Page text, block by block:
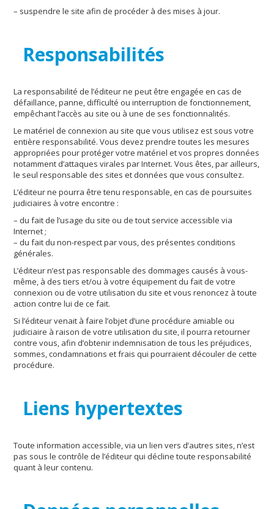
– suspendre le site afin de procéder à des mises à jour.
Responsabilités
La responsabilité de l’éditeur ne peut être engagée en cas de
défaillance, panne, difficulté ou interruption de fonctionnement,
empêchant l’accès au site ou à une de ses fonctionnalités.
Le matériel de connexion au site que vous utilisez est sous votre
entière responsabilité. Vous devez prendre toutes les mesures
appropriées pour protéger votre matériel et vos propres données
notamment d’attaques virales par Internet. Vous êtes, par ailleurs,
le seul responsable des sites et données que vous consultez.
L’éditeur ne pourra être tenu responsable, en cas de poursuites
judiciaires à votre encontre :
– du fait de l’usage du site ou de tout service accessible via
Internet ;
– du fait du non-respect par vous, des présentes conditions
générales.
L’éditeur n’est pas responsable des dommages causés à vous-
même, à des tiers et/ou à votre équipement du fait de votre
connexion ou de votre utilisation du site et vous renoncez à toute
action contre lui de ce fait.
Si l’éditeur venait à faire l’objet d’une procédure amiable ou
judiciaire à raison de votre utilisation du site, il pourra retourner
contre vous, afin d’obtenir indemnisation de tous les préjudices,
sommes, condamnations et frais qui pourraient découler de cette
procédure.
Liens hypertextes
Toute information accessible, via un lien vers d’autres sites, n’est
pas sous le contrôle de l’éditeur qui décline toute responsabilité
quant à leur contenu.